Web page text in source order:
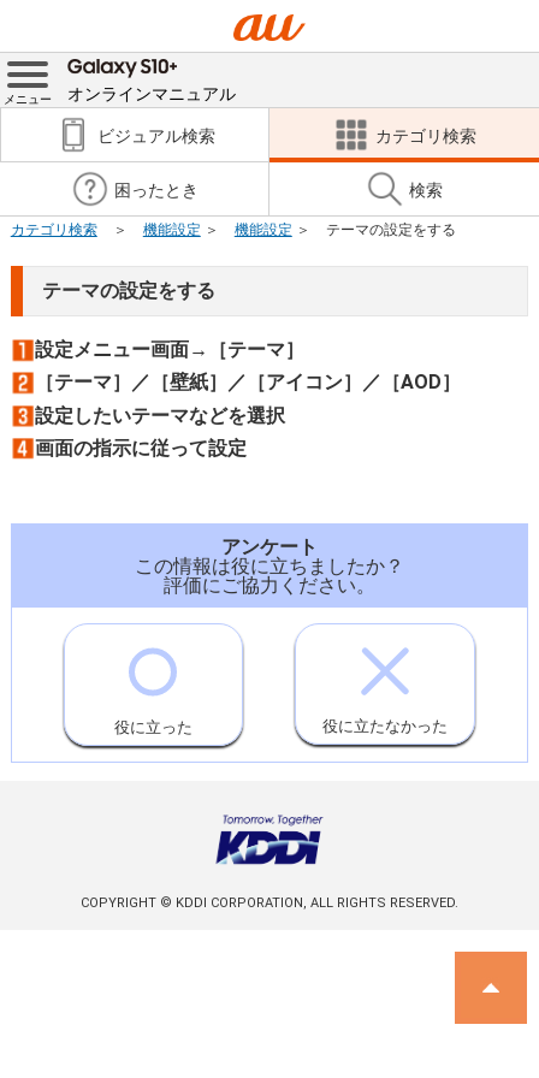
メニュー オンラインマニュアル
ビジュアル検索 カテゴリ検索
困ったとき 検索
カテゴリ検索 機能設定 機能設定 テーマの設定をする
テーマの設定をする
設定メニュー画面→［テーマ］
［テーマ］／［壁紙］／［アイコン］／［AOD］
設定したいテーマなどを選択
画面の指示に従って設定
アンケート
この情報は役に立ちましたか？
評価にご協力ください。
役に立った 役に立たなかった
COPYRIGHT © KDDI CORPORATION, ALL RIGHTS RESERVED.